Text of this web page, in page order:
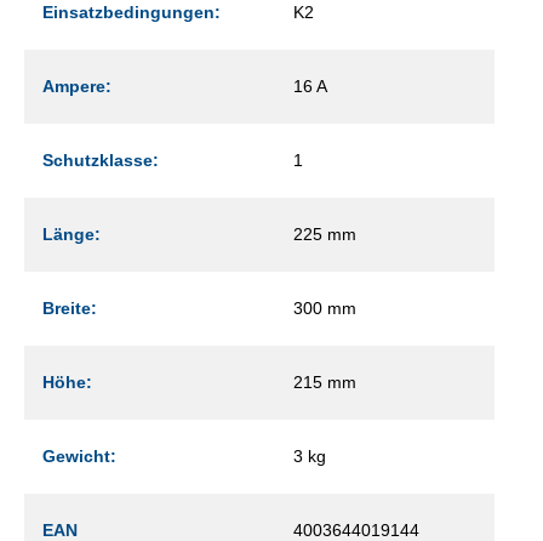
Einsatzbedingungen: K2
Ampere: 16 A
Schutzklasse: 1
Länge: 225 mm
Breite: 300 mm
Höhe: 215 mm
Gewicht: 3 kg
EAN 4003644019144